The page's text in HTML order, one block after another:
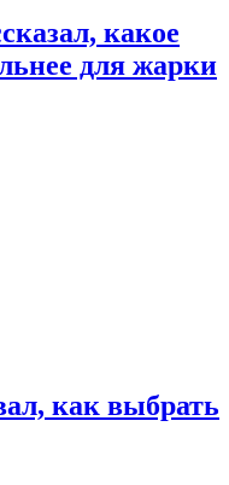
какое
для жарки
как выбрать